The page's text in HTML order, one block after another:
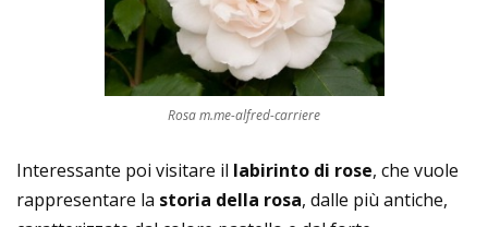
Rosa m.me-alfred-carriere
Interessante poi visitare il labirinto di rose, che vuole
rappresentare la storia della rosa, dalle più antiche,